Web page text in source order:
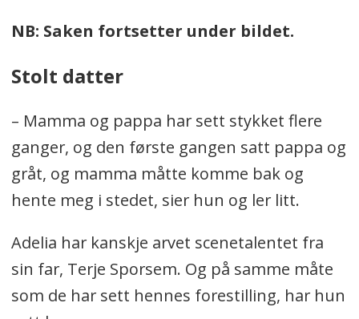
NB: Saken fortsetter under bildet.
Stolt datter
– Mamma og pappa har sett stykket flere
ganger, og den første gangen satt pappa og
gråt, og mamma måtte komme bak og
hente meg i stedet, sier hun og ler litt.
Adelia har kanskje arvet scenetalentet fra
sin far, Terje Sporsem. Og på samme måte
som de har sett hennes forestilling, har hun